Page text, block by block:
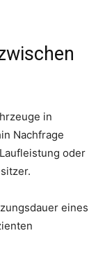
in
Nachfrage
oder
eines